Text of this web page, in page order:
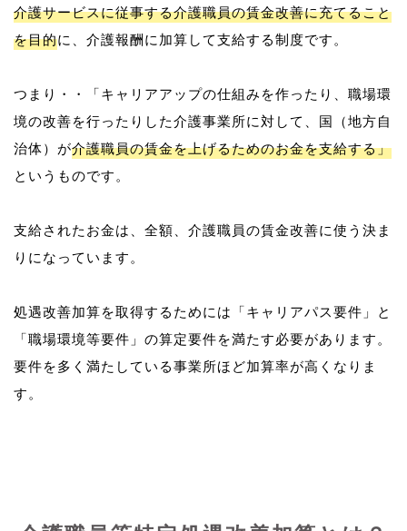
介護サービスに従事する介護職員の賃金改善に充てること
を目的に、介護報酬に加算して支給する制度です。
つまり・・「キャリアアップの仕組みを作ったり、職場環
境の改善を行ったりした介護事業所に対して、国（地方自
治体）が介護職員の賃金を上げるためのお金を支給する」
というものです。
支給されたお金は、全額、介護職員の賃金改善に使う決ま
りになっています。
処遇改善加算を取得するためには「キャリアパス要件」と
「職場環境等要件」の算定要件を満たす必要があります。
要件を多く満たしている事業所ほど加算率が高くなりま
す。